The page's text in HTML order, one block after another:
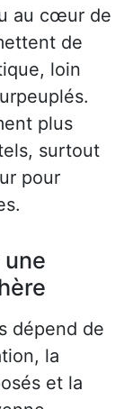
au cœur de
de
loin
plus
surtout
pour
dépend de
la
et la